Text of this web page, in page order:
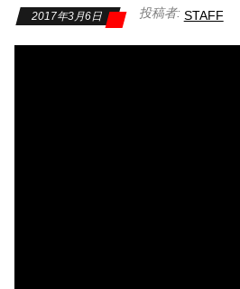
2017年3月6日 投稿者: STAFF